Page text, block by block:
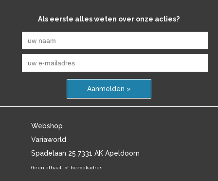
Als eerste alles weten over onze acties?
Aanmelden »
Webshop
Variaworld
Spadelaan 25 7331 AK Apeldoorn
Geen afhaal- of bezoekadres